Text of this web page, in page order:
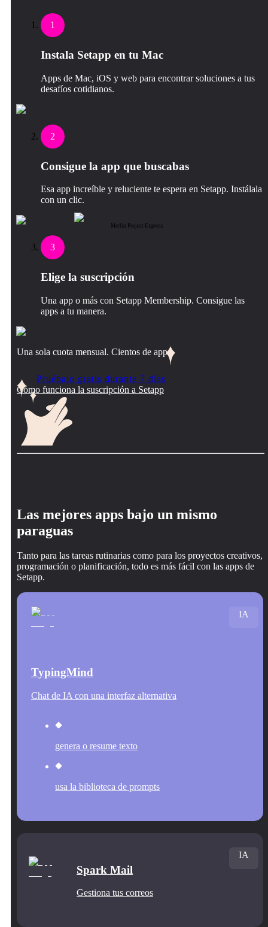
1
Instala Setapp en tu Mac
Apps de Mac, iOS y web para encontrar soluciones a tus
desafíos cotidianos.
2
Consigue la app que buscabas
Esa app increíble y reluciente te espera en Setapp. Instálala
con un clic.
Merlin Project Express
3
Elige la suscripción
Una app o más con Setapp Membership. Consigue las
apps a tu manera.
Una sola cuota mensual. Cientos de apps.
Pruébalo gratis durante 7 días
Cómo funciona la suscripción a Setapp
Las mejores apps bajo un mismo
paraguas
Tanto para las tareas rutinarias como para los proyectos creativos,
programación o planificación, todo es más fácil con las apps de
Setapp.
TypingMind
Chat de IA con una interfaz alternativa
genera o resume texto
usa la biblioteca de prompts
IA
Spark Mail
Gestiona tus correos
IA